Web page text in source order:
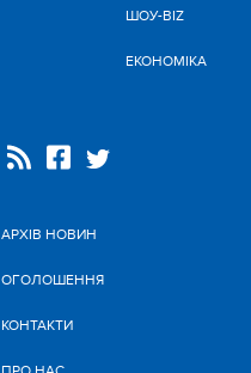
ШОУ-BIZ
ЕКОНОМІКА
АРХІВ НОВИН
ОГОЛОШЕННЯ
КОНТАКТИ